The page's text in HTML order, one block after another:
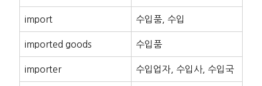
import 수입품, 수입
imported goods 수입품
importer 수입업자, 수입사, 수입국